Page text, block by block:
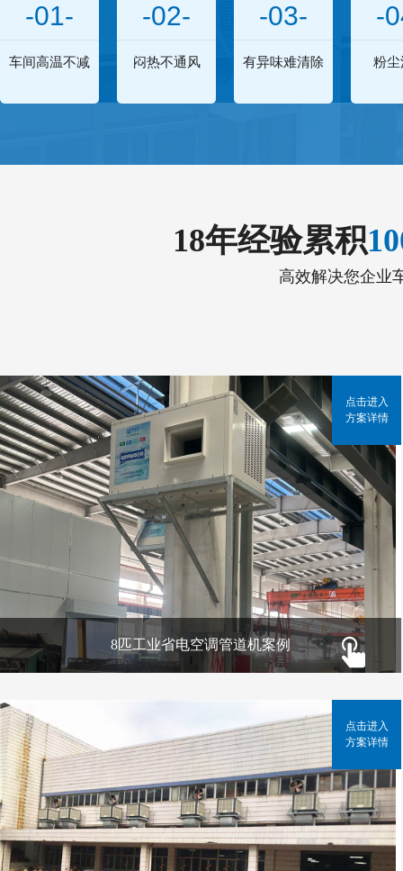
-01-
车间高温不减
-02-
闷热不通风
-03-
有异味难清除
-
粉尘
18年经验累积
高效解决您企业
8匹工业省电空调管道机案例
点击进入
方案详情
点击进入
方案详情